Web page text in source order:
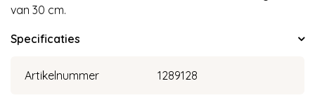
van 30 cm.
Specificaties
Artikelnummer 1289128